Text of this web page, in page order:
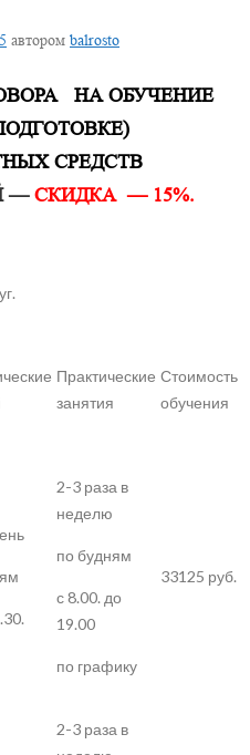
автором balrosto
НА ОБУЧЕНИЕ
СРЕДСТВ
— СКИДКА — 15%.
Практические
занятия
Стоимость
обучения
2-3 раза в
неделю
по будням
с 8.00. до
19.00
по графику
33125 руб.
2-3 раза в